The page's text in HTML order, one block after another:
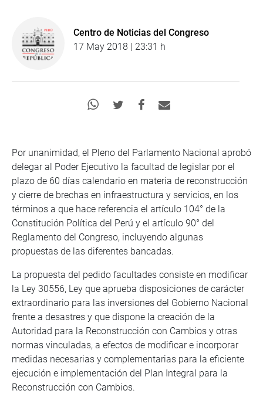
Centro de Noticias del Congreso
17 May 2018 | 23:31 h
Por unanimidad, el Pleno del Parlamento Nacional aprobó
delegar al Poder Ejecutivo la facultad de legislar por el
plazo de 60 días calendario en materia de reconstrucción
y cierre de brechas en infraestructura y servicios, en los
términos a que hace referencia el artículo 104° de la
Constitución Política del Perú y el artículo 90° del
Reglamento del Congreso, incluyendo algunas
propuestas de las diferentes bancadas.
La propuesta del pedido facultades consiste en modificar
la Ley 30556, Ley que aprueba disposiciones de carácter
extraordinario para las inversiones del Gobierno Nacional
frente a desastres y que dispone la creación de la
Autoridad para la Reconstrucción con Cambios y otras
normas vinculadas, a efectos de modificar e incorporar
medidas necesarias y complementarias para la eficiente
ejecución e implementación del Plan Integral para la
Reconstrucción con Cambios.